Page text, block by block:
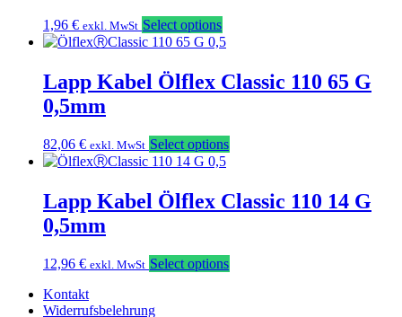
1,96 € exkl. MwSt Select options
Lapp Kabel Ölflex Classic 110 65 G
0,5mm
82,06 € exkl. MwSt Select options
Lapp Kabel Ölflex Classic 110 14 G
0,5mm
12,96 € exkl. MwSt Select options
Kontakt
Widerrufsbelehrung